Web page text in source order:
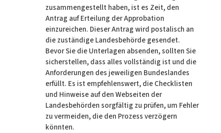
zusammengestellt haben, ist es Zeit, den
Antrag auf Erteilung der Approbation
einzureichen. Dieser Antrag wird postalisch an
die zuständige Landesbehörde gesendet.
Bevor Sie die Unterlagen absenden, sollten Sie
sicherstellen, dass alles vollständig ist und die
Anforderungen des jeweiligen Bundeslandes
erfüllt. Es ist empfehlenswert, die Checklisten
und Hinweise auf den Webseiten der
Landesbehörden sorgfältig zu prüfen, um Fehler
zu vermeiden, die den Prozess verzögern
könnten.